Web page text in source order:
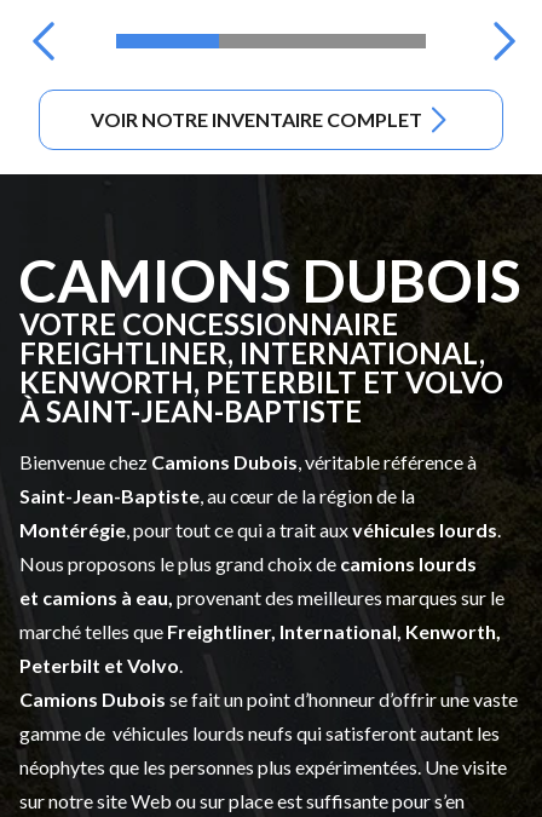
VOIR NOTRE INVENTAIRE COMPLET
CAMIONS DUBOIS
VOTRE CONCESSIONNAIRE
FREIGHTLINER, INTERNATIONAL,
KENWORTH, PETERBILT ET VOLVO
À SAINT-JEAN-BAPTISTE
Bienvenue chez Camions Dubois , véritable référence à
Saint-Jean-Baptiste , au cœur de la région de la
Montérégie , pour tout ce qui a trait auxvéhicules lourds
Nous proposons le plus grand choix de camions lourds
et camions à eau, provenant des meilleures marques sur le
marché telles que Freightliner, International, Kenworth,
Peterbilt et Volvo
Camions Dubois se fait un point d’honneur d’offrir une vaste
gamme de véhicules lourds neufs qui satisferont autant les
néophytes que les personnes plus expérimentées. Une visite
sur notre site Web ou sur place est suffisante pour s’en